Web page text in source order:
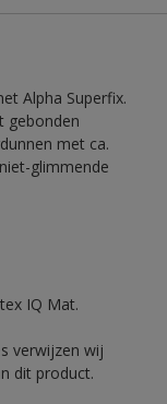
Alpha Superfix.
gebonden
met ca.
glimmende
IQ Mat.
verwijzen wij
dit product.